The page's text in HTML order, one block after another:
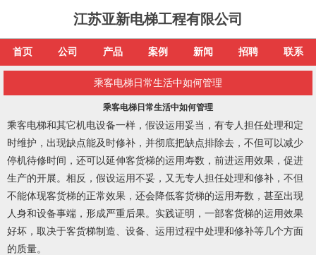
江苏亚新电梯工程有限公司
首页 公司 产品 案例 新闻 招聘 联系
乘客电梯日常生活中如何管理
乘客电梯日常生活中如何管理
乘客电梯和其它机电设备一样，假设运用妥当，有专人担任处理和定
时维护，出现缺点能及时修补，并彻底把缺点排除去，不但可以减少
停机待修时间，还可以延伸客货梯的运用寿数，前进运用效果，促进
生产的开展。相反，假设运用不妥，又无专人担任处理和修补，不但
不能体现客货梯的正常效果，还会降低客货梯的运用寿数，甚至出现
人身和设备事端，形成严重后果。实践证明，一部客货梯的运用效果
好坏，取决于客货梯制造、设备、运用过程中处理和修补等几个方面
的质量。